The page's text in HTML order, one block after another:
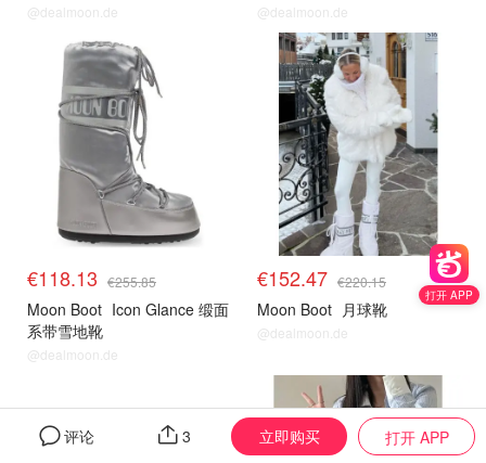
@dealmoon.de @dealmoon.de
€118.13 €255.85
Moon Boot Icon Glance 缎面
系带雪地靴
@dealmoon.de
€152.47 €220.15
Moon Boot 月球靴
@dealmoon.de
打开 APP
评论 3 立即购买 打开 APP